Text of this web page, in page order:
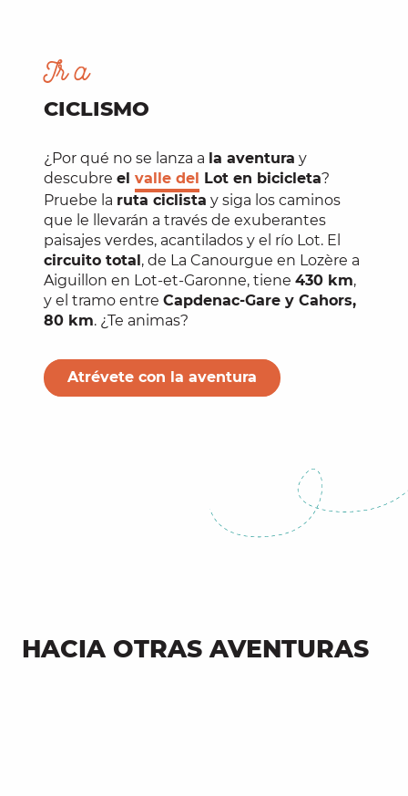
Ir a
CICLISMO
¿Por qué no se lanza a la aventura y
descubre el valle del Lot en bicicleta?
Pruebe la ruta ciclista y siga los caminos
que le llevarán a través de exuberantes
paisajes verdes, acantilados y el río Lot. El
circuito total, de La Canourgue en Lozère a
Aiguillon en Lot-et-Garonne, tiene 430 km,
y el tramo entre Capdenac-Gare y Cahors,
80 km. ¿Te animas?
Atrévete con la aventura
HACIA OTRAS AVENTURAS